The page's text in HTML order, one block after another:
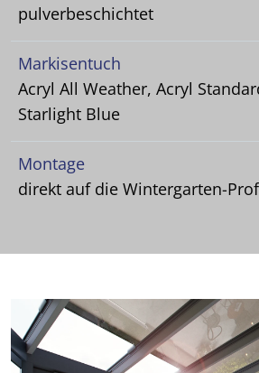
pulverbeschichtet
Markisentuch
Acryl All Weather, Acryl
Starlight Blue
Montage
direkt auf die Wintergarten-